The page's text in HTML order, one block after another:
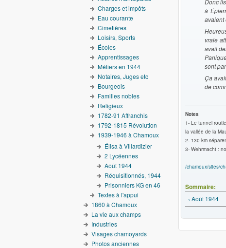
à
avaient
vraie
avait
sont
Ça
de
Notes
1- Le tunnel
la vallée de la
2- 130 km
3- Wehrmacht :
/chamoux/sites/
Sommaire:
‹ Août 1944
Charges et impôts
Eau courante
Cimetières
Loisirs, Sports
Écoles
Apprentissages
Métiers en 1944
Notaires, Juges etc
Bourgeois
Familles nobles
Religieux
1782-91 Affranchis
1792-1815 Révolution
1939-1946 à Chamoux
Élisa à Villardizier
2 Lycéennes
Août 1944
Réquisitionnés, 1944
Prisonniers KG en 46
Textes à l'appui
1860 à Chamoux
La vie aux champs
Industries
Visages chamoyards
Photos anciennes